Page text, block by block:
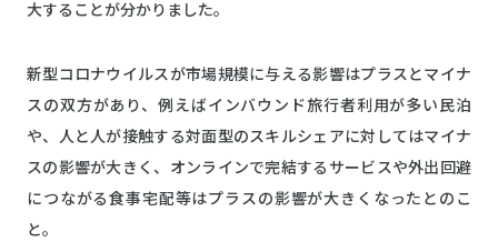
大することが分かりました。
新型コロナウイルスが市場規模に与える影響はプラスとマイナ
スの双方があり、例えばインバウンド旅行者利用が多い民泊
や、人と人が接触する対面型のスキルシェアに対してはマイナ
スの影響が大きく、オンラインで完結するサービスや外出回避
につながる食事宅配等はプラスの影響が大きくなったとのこ
と。